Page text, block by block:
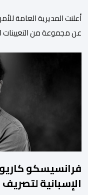
عن مجموعة من التعيينات
والعروي وأسفي ووجدة
وطنجة وأصيلة، وذلك في
والاستعانة بكفاءات
فرانسيسكو
الإسبانية